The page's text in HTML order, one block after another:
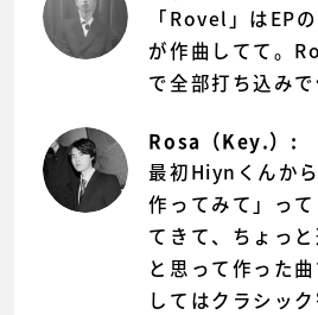
「Rovel」はEP
が作曲してて。
で全部打ち込みで
Rosa（Key.）:
最初Hiynくんか
作ってみて」っ
てきて、ちょっ
と思って作った
してはクラシッ